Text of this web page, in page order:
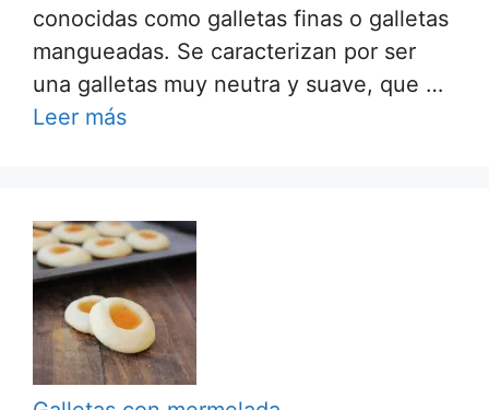
conocidas como galletas finas o galletas
mangueadas. Se caracterizan por ser
una galletas muy neutra y suave, que …
Leer más